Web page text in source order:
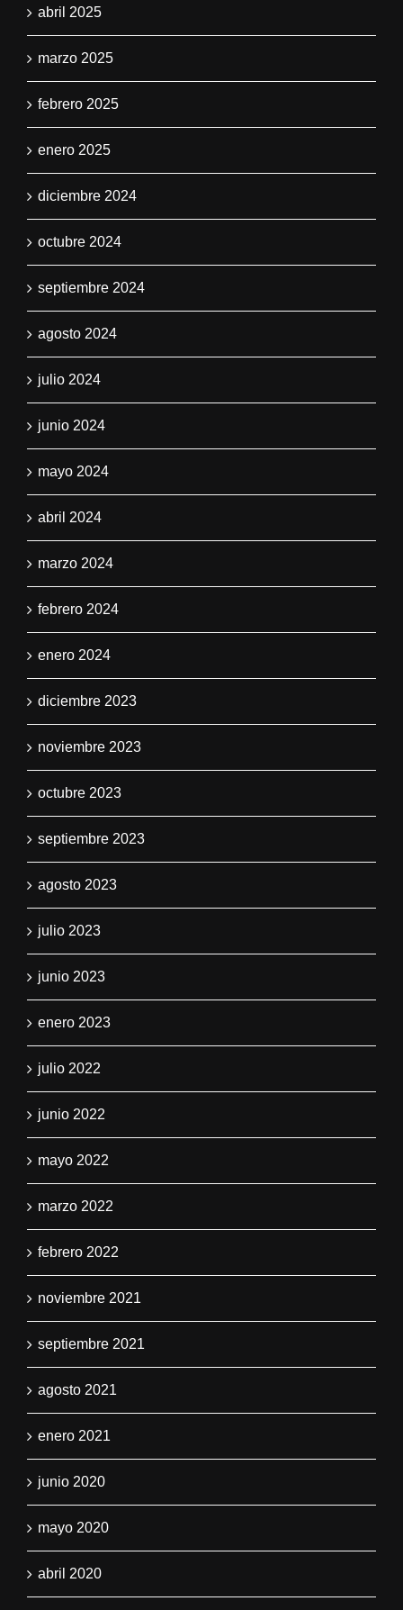
abril 2025
marzo 2025
febrero 2025
enero 2025
diciembre 2024
octubre 2024
septiembre 2024
agosto 2024
julio 2024
junio 2024
mayo 2024
abril 2024
marzo 2024
febrero 2024
enero 2024
diciembre 2023
noviembre 2023
octubre 2023
septiembre 2023
agosto 2023
julio 2023
junio 2023
enero 2023
julio 2022
junio 2022
mayo 2022
marzo 2022
febrero 2022
noviembre 2021
septiembre 2021
agosto 2021
enero 2021
junio 2020
mayo 2020
abril 2020